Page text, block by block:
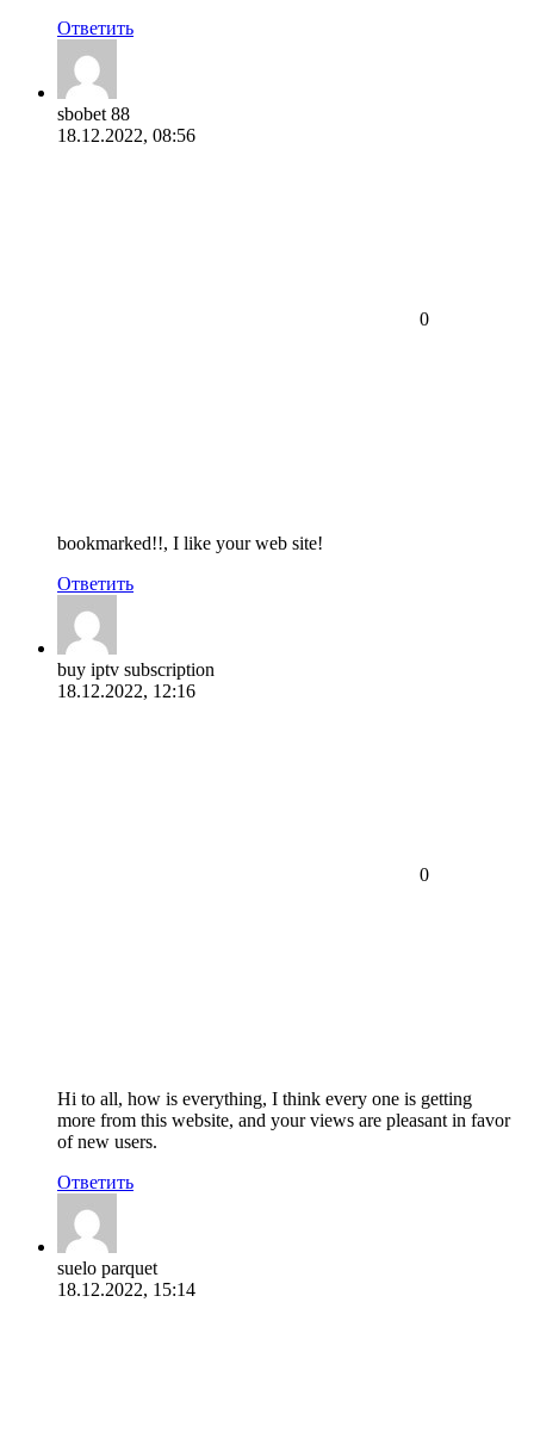
Ответить
sbobet 88
18.12.2022, 08:56
0
bookmarked!!, I like your web site!
Ответить
buy iptv subscription
18.12.2022, 12:16
0
Hi to all, how is everything, I think every one is getting
more from this website, and your views are pleasant in favor
of new users.
Ответить
suelo parquet
18.12.2022, 15:14